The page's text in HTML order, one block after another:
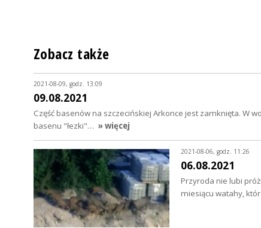
Zobacz także
2021-08-09, godz. 13:09
09.08.2021
Część basenów na szczecińskiej Arkonce jest zamknięta. W
basenu "łezki"… » więcej
2021-08-06, godz. 11:26
06.08.2021
Przyroda nie lubi
miesiącu watahy,